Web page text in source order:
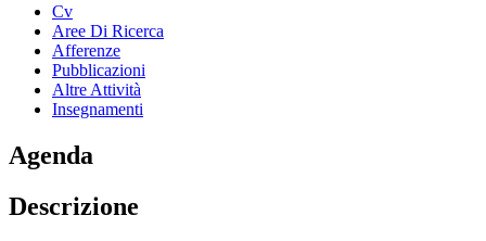
Cv
Aree Di Ricerca
Afferenze
Pubblicazioni
Altre Attività
Insegnamenti
Agenda
Descrizione